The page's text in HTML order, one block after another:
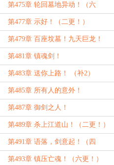
第475章 轮回墓地异动！（六
更！）
第477章 示好！（二更！）
第479章 百座坟墓！九天巨龙！
（四更！）
第481章 镇魂剑！
第483章 送你上路！ （补2）
第485章 所有人的意外！
第487章 御剑之人！
第489章 杀上江道山！（二更！）
第491章 语落，剑意起！（四
更！）
第493章 镇压亡魂！（六更！）